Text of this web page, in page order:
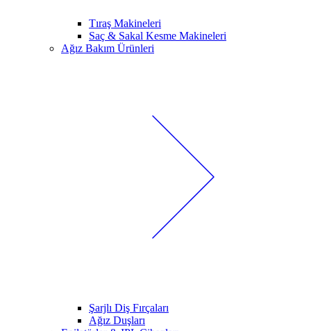
Tıraş Makineleri
Saç & Sakal Kesme Makineleri
Ağız Bakım Ürünleri
Şarjlı Diş Fırçaları
Ağız Duşları